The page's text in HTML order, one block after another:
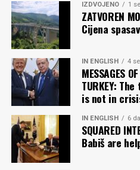
IZDVOJENO 1
ZATVOREN
Cijena
IN ENGLISH 4
MESSAGES
TURKEY:
is not in
IN ENGLISH 6
SQUARED
Babiš are